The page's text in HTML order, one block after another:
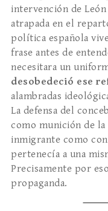
intervención de
atrapada en el
política española
frase antes de
necesitara un
desobedeció ese
alambradas
La defensa del
como munición de la
inmigrante como
pertenecía a una
Precisamente por
propaganda.